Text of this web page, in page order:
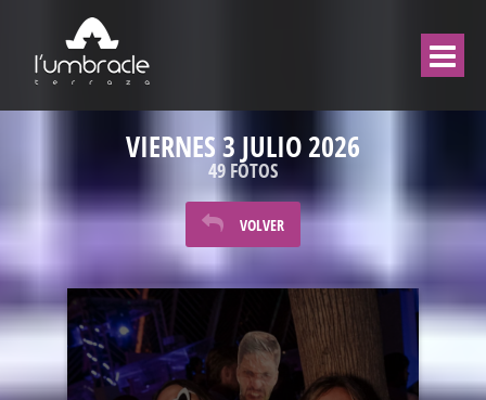
VIERNES 3 JULIO 2026
49 FOTOS
VOLVER